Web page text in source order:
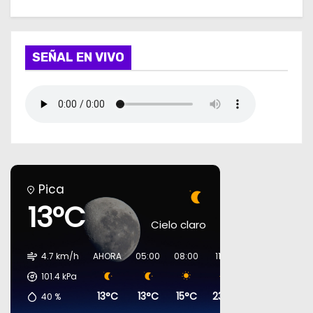
SEÑAL EN VIVO
Pica
13°C Cielo claro
4.7 km/h
101.4kPa
40 %
AHORA
13°C
05:00
13°C
08:00
15°C
11:00
23°C